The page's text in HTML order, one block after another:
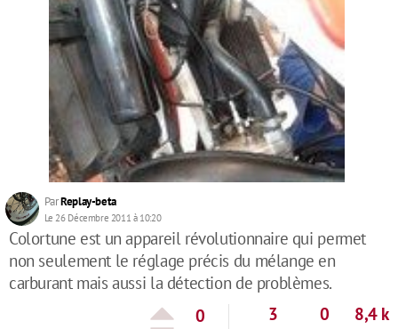
ParReplay-beta
Le 26 Décembre 2011 à 10:20
Colortune est un appareil révolutionnaire qui permet
non seulement le réglage précis du mélange en
carburant mais aussi la détection de problèmes.
0
3 0 8,4 k